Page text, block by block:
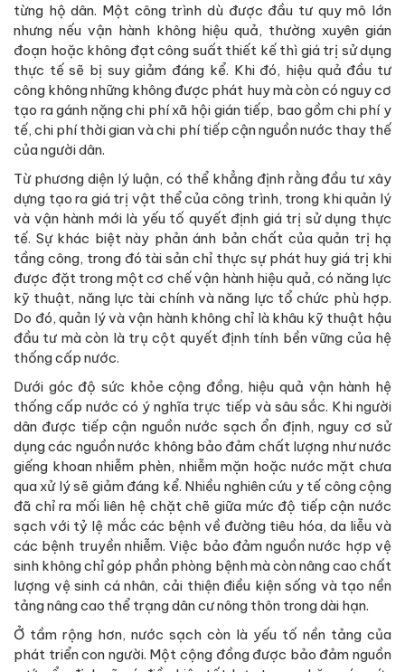
từng hộ dân. Một công trình dù được đầu tư quy mô lớn
nhưng nếu vận hành không hiệu quả, thường xuyên gián
đoạn hoặc không đạt công suất thiết kế thì giá trị sử dụng
thực tế sẽ bị suy giảm đáng kể. Khi đó, hiệu quả đầu tư
công không những không được phát huy mà còn có nguy cơ
tạo ra gánh nặng chi phí xã hội gián tiếp, bao gồm chi phí y
tế, chi phí thời gian và chi phí tiếp cận nguồn nước thay thế
của người dân.
Từ phương diện lý luận, có thể khẳng định rằng đầu tư xây
dựng tạo ra giá trị vật thể của công trình, trong khi quản lý
và vận hành mới là yếu tố quyết định giá trị sử dụng thực
tế. Sự khác biệt này phản ánh bản chất của quản trị hạ
tầng công, trong đó tài sản chỉ thực sự phát huy giá trị khi
được đặt trong một cơ chế vận hành hiệu quả, có năng lực
kỹ thuật, năng lực tài chính và năng lực tổ chức phù hợp.
Do đó, quản lý và vận hành không chỉ là khâu kỹ thuật hậu
đầu tư mà còn là trụ cột quyết định tính bền vững của hệ
thống cấp nước.
Dưới góc độ sức khỏe cộng đồng, hiệu quả vận hành hệ
thống cấp nước có ý nghĩa trực tiếp và sâu sắc. Khi người
dân được tiếp cận nguồn nước sạch ổn định, nguy cơ sử
dụng các nguồn nước không bảo đảm chất lượng như nước
giếng khoan nhiễm phèn, nhiễm mặn hoặc nước mặt chưa
qua xử lý sẽ giảm đáng kể. Nhiều nghiên cứu y tế công cộng
đã chỉ ra mối liên hệ chặt chẽ giữa mức độ tiếp cận nước
sạch với tỷ lệ mắc các bệnh về đường tiêu hóa, da liễu và
các bệnh truyền nhiễm. Việc bảo đảm nguồn nước hợp vệ
sinh không chỉ góp phần phòng bệnh mà còn nâng cao chất
lượng vệ sinh cá nhân, cải thiện điều kiện sống và tạo nền
tảng nâng cao thể trạng dân cư nông thôn trong dài hạn.
Ở tầm rộng hơn, nước sạch còn là yếu tố nền tảng của
phát triển con người. Một cộng đồng được bảo đảm nguồn